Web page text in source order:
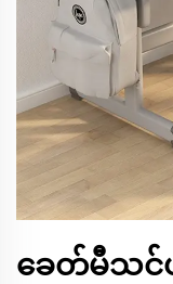
ခေတ်မီသင်ယူ